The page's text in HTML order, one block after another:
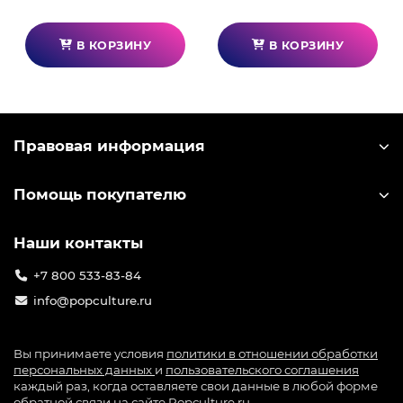
В КОРЗИНУ В КОРЗИНУ
Правовая информация
Помощь покупателю
Наши контакты
+7 800 533-83-84
info@popculture.ru
Вы принимаете условия политики в отношении обработки
персональных данных и пользовательского соглашения
каждый раз, когда оставляете свои данные в любой форме